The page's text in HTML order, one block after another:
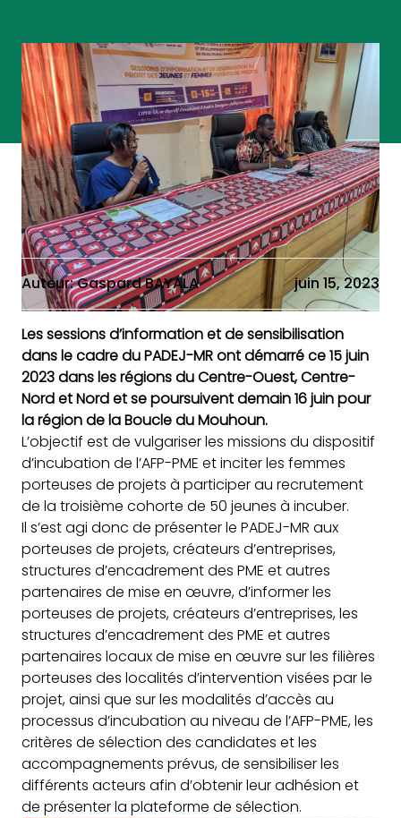
Auteur: Gaspard BAYALA juin 15, 2023
Les sessions d’information et de sensibilisation
dans le cadre du PADEJ-MR ont démarré ce 15 juin
2023 dans les régions du Centre-Ouest, Centre-
Nord et Nord et se poursuivent demain 16 juin pour
la région de la Boucle du Mouhoun.
L’objectif est de vulgariser les missions du dispositif
d’incubation de l’AFP-PME et inciter les femmes
porteuses de projets à participer au recrutement
de la troisième cohorte de 50 jeunes à incuber.
Il s’est agi donc de présenter le PADEJ-MR aux
porteuses de projets, créateurs d’entreprises,
structures d’encadrement des PME et autres
partenaires de mise en œuvre, d’informer les
porteuses de projets, créateurs d’entreprises, les
structures d’encadrement des PME et autres
partenaires locaux de mise en œuvre sur les filières
porteuses des localités d’intervention visées par le
projet, ainsi que sur les modalités d’accès au
processus d’incubation au niveau de l’AFP-PME, les
critères de sélection des candidates et les
accompagnements prévus, de sensibiliser les
différents acteurs afin d’obtenir leur adhésion et
de présenter la plateforme de sélection.